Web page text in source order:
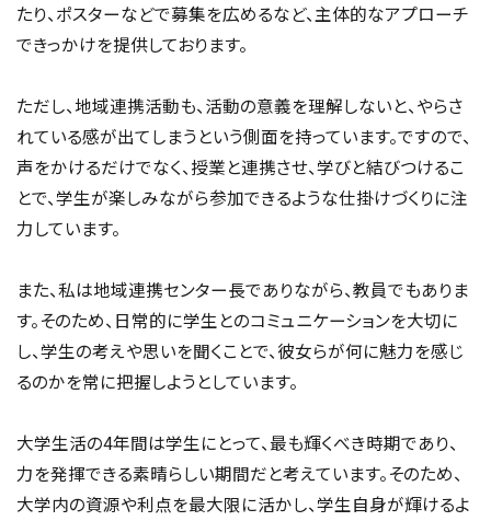
たり、ポスターなどで募集を広めるなど、主体的なアプローチ
できっかけを提供しております。
ただし、地域連携活動も、活動の意義を理解しないと、やらさ
れている感が出てしまうという側面を持っています。ですので、
声をかけるだけでなく、授業と連携させ、学びと結びつけるこ
とで、学生が楽しみながら参加できるような仕掛けづくりに注
力しています。
また、私は地域連携センター長でありながら、教員でもありま
す。そのため、日常的に学生とのコミュニケーションを大切に
し、学生の考えや思いを聞くことで、彼女らが何に魅力を感じ
るのかを常に把握しようとしています。
大学生活の4年間は学生にとって、最も輝くべき時期であり、
力を発揮できる素晴らしい期間だと考えています。そのため、
大学内の資源や利点を最大限に活かし、学生自身が輝けるよ